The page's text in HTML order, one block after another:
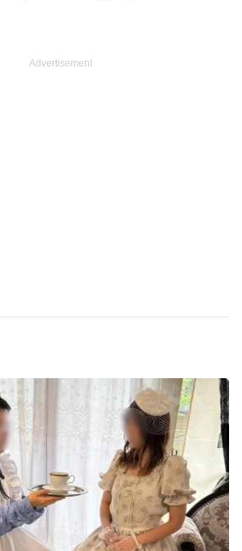
Advertisement